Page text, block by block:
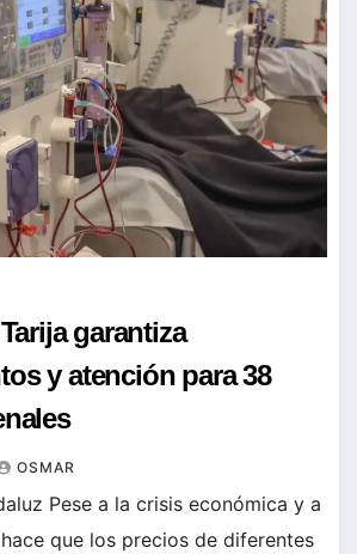
garantiza
y atención para 38
OSMAR
Pese a la crisis económica y a
que los precios de diferentes